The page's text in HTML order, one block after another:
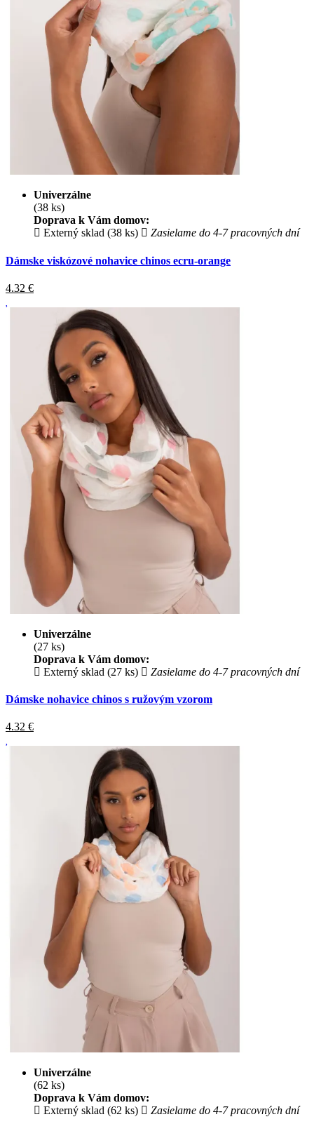
Univerzálne
(38 ks)
Doprava k Vám domov:
Externý sklad (38 ks)
Zasielame do 4-7 pracovných dní
Dámske viskózové nohavice chinos ecru-orange
4.32 €
Univerzálne
(27 ks)
Doprava k Vám domov:
Externý sklad (27 ks)
Zasielame do 4-7 pracovných dní
Dámske nohavice chinos s ružovým vzorom
4.32 €
Univerzálne
(62 ks)
Doprava k Vám domov:
Externý sklad (62 ks)
Zasielame do 4-7 pracovných dní